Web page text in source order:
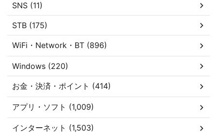
SNS (11)
STB (175)
WiFi・Network・BT (896)
Windows (220)
お金・決済・ポイント (414)
アプリ・ソフト (1,009)
インターネット (1,503)